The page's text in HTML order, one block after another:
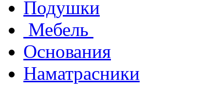
Подушки
Мебель
Основания
Наматрасники